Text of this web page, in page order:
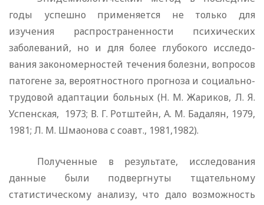
годы успешно применяется не только для
изучения распространенности психических
заболеваний, но и для более глубокого исследо­
вания закономерностей течения болезни, вопросов
патогене за, вероятностного прогноза и социально-
трудовой адаптации больных (Н. М. Жариков, Л. Я.
Успенская, 1973; В. Г. Ротштейн, А. М. Бадалян, 1979,
1981; Л. М. Шмаонова с соавт., 1981,1982).
Полученные в результате, исследования
данные были под­вергнуты тщательному
статистическому анализу, что дало возможность